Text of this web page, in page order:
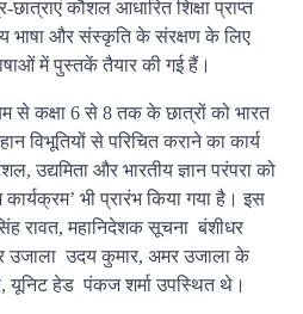
कौशल आधारित शिक्षा प्राप्त
भाषा और संस्कृति के संरक्षण के लिए
में पुस्तकें तैयार की गई हैं।
से कक्षा 6 से 8 तक के छात्रों को भारत
विभूतियों से परिचित कराने का कार्य
उद्यमिता और भारतीय ज्ञान परंपरा को
भी प्रारंभ किया गया है। इस
रावत, महानिदेशक सूचना बंशीधर
उजाला उदय कुमार, अमर उजाला के
यूनिट हेड पंकज शर्मा उपस्थित थे।